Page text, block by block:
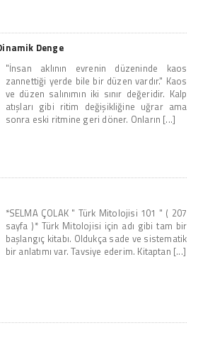
Denge
"İnsan aklının evrenin düzeninde kaos
zannettiği yerde bile bir düzen vardır." Kaos
ve düzen salınımın iki sınır değeridir. Kalp
atışları gibi ritim değişikliğine uğrar ama
sonra eski ritmine geri döner. Onların [...]
*SELMA ÇOLAK " Türk Mitolojisi 101 " ( 207
sayfa )* Türk Mitolojisi için adı gibi tam bir
başlangıç kitabı. Oldukça sade ve sistematik
bir anlatımı var. Tavsiye ederim. Kitaptan [...]